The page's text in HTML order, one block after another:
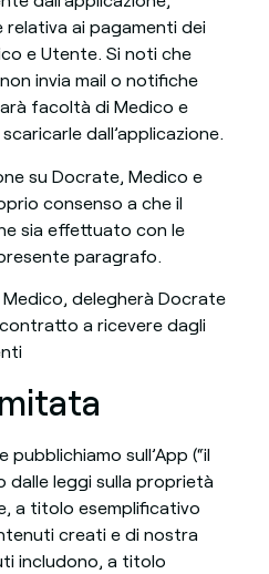
relativa ai pagamenti dei
e Utente. Si noti che
invia mail o notifiche
facoltà di Medico e
dall’applicazione.
su Docrate, Medico e
consenso a che il
sia effettuato con le
paragrafo.
delegherà Docrate
a ricevere dagli
pubblichiamo sull’App (“il
leggi sulla proprietà
a titolo esemplificativo
creati e di nostra
includono, a titolo